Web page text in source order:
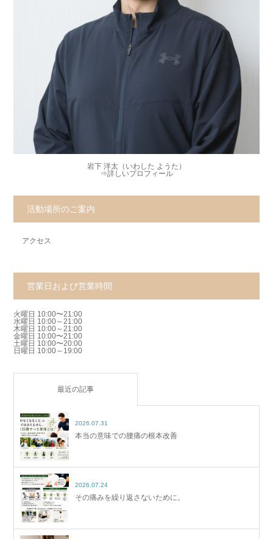
岩下 洋太（いわした ようた）
⇒詳しいプロフィール
活動場所のご案内
アクセス
営業日および営業時間
火曜日 10:00〜21:00
水曜日 10:00～21:00
木曜日 10:00～21:00
金曜日 10:00〜21:00
土曜日 10:00〜20:00
日曜日 10:00～19:00
最近の記事
2026.07.31
本当の意味での腰痛の根本改善
2026.07.24
その痛みを繰り返さないために。